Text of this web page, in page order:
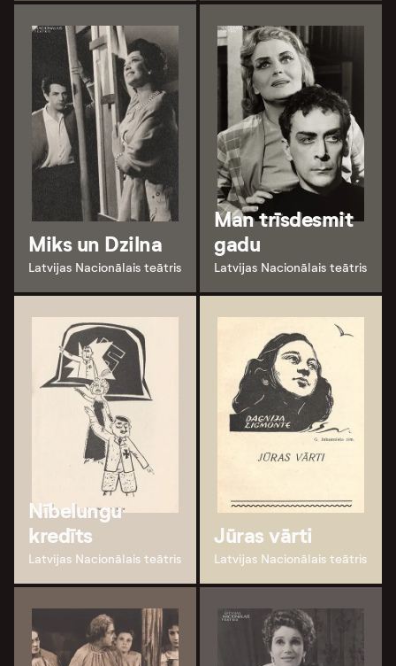
Miks un Dzilna
Latvijas Nacionālais teātris
Man trīsdesmit
gadu
Latvijas Nacionālais teātris
Nībelungu
kredīts
Latvijas Nacionālais teātris
Jūras vārti
Latvijas Nacionālais teātris